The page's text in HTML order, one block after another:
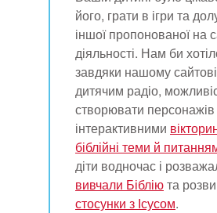
його, грати в ігри та
іншої пропонованої на
діяльності. Нам би
завдяки нашому
дитячим радіо,
створювати персонажів
інтерактивними
біблійні теми й
діти водночас і
вивчали Бібліюта
стосунки з Ісусом.